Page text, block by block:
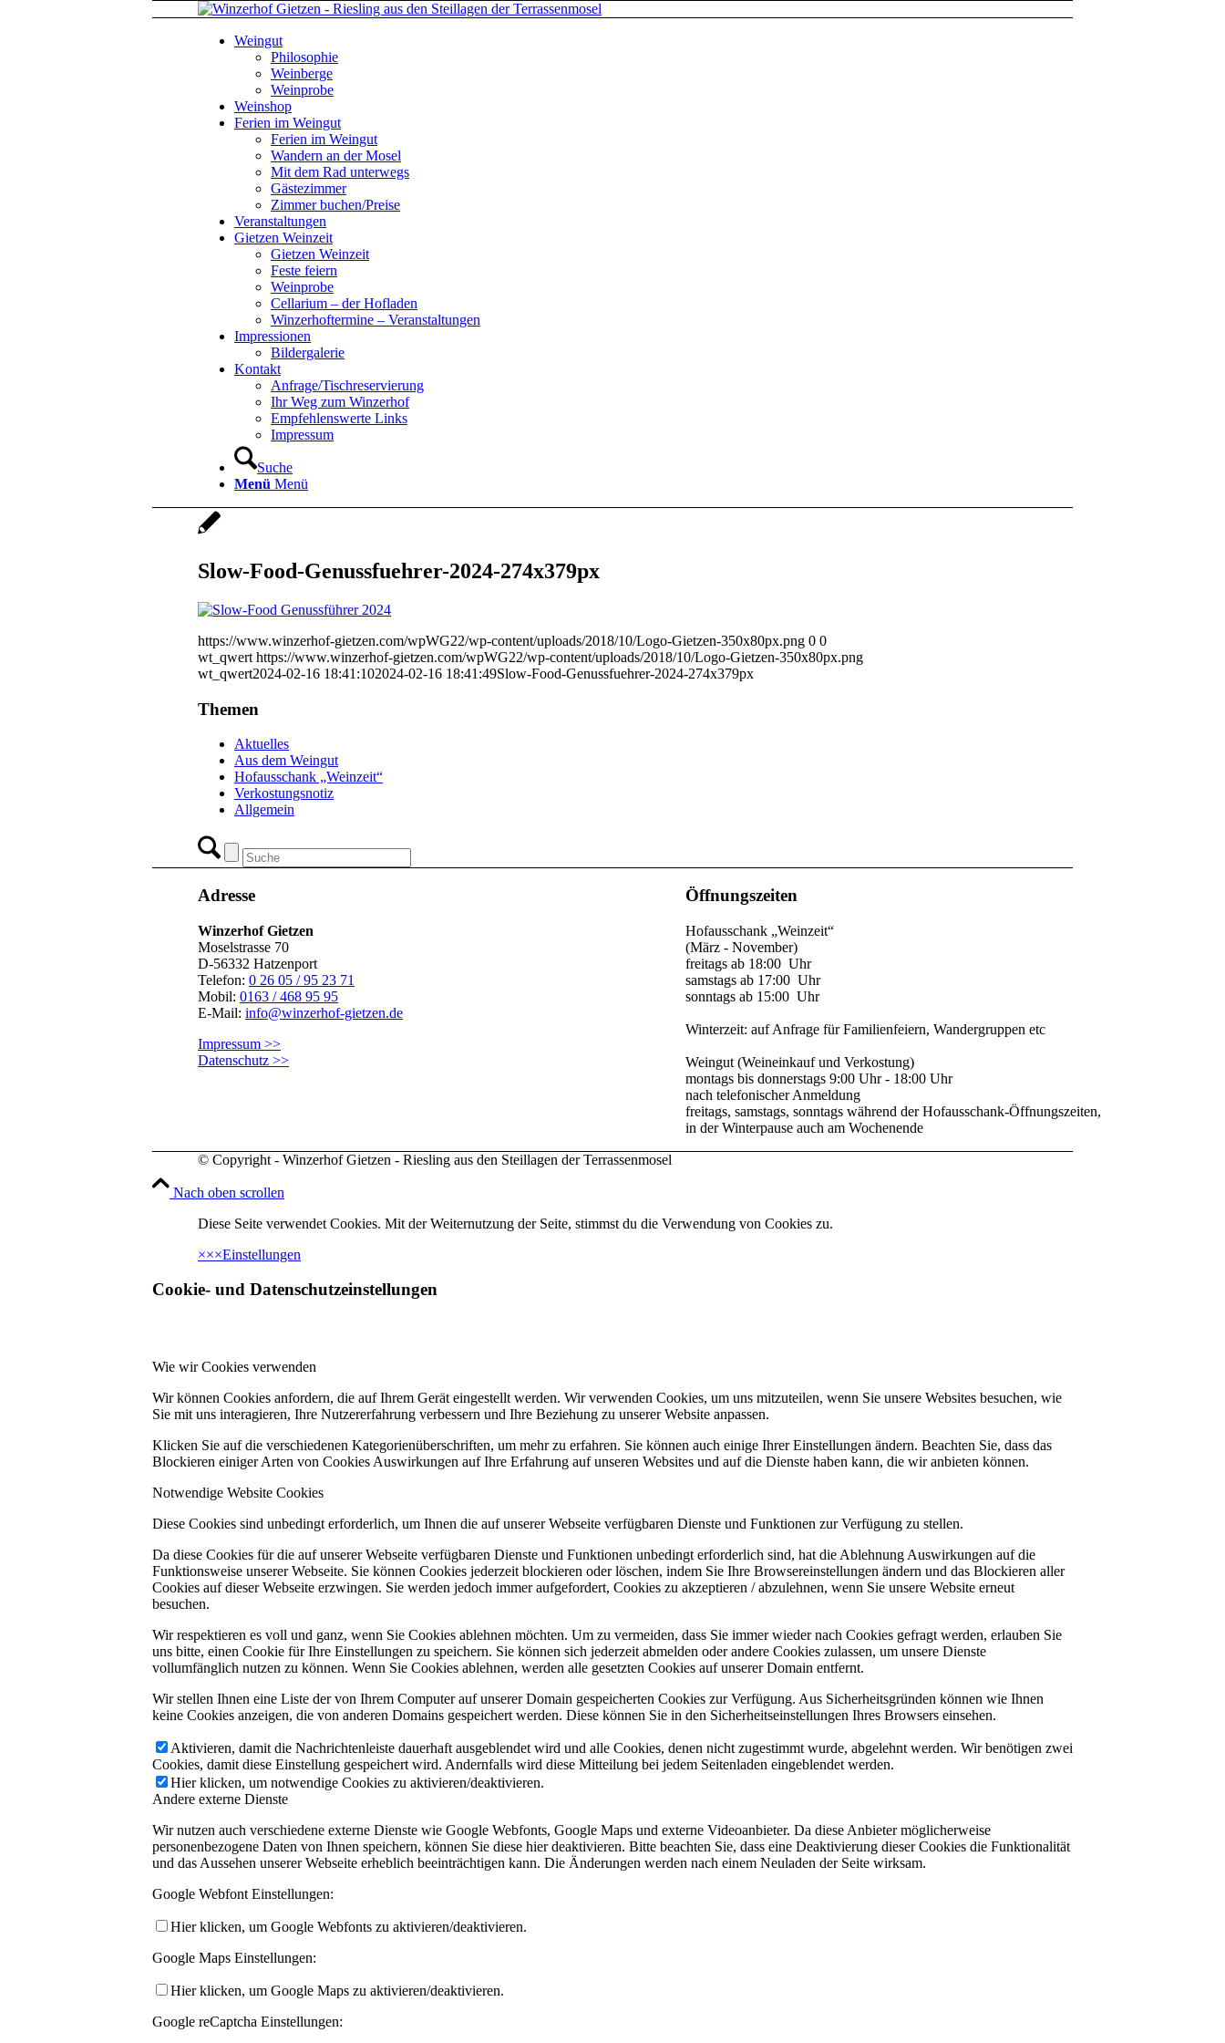
Weingut
Philosophie
Weinberge
Weinprobe
Weinshop
Ferien im Weingut
Ferien im Weingut
Wandern an der Mosel
Mit dem Rad unterwegs
Gästezimmer
Zimmer buchen/Preise
Veranstaltungen
Gietzen Weinzeit
Gietzen Weinzeit
Feste feiern
Weinprobe
Cellarium – der Hofladen
Winzerhoftermine – Veranstaltungen
Impressionen
Bildergalerie
Kontakt
Anfrage/Tischreservierung
Ihr Weg zum Winzerhof
Empfehlenswerte Links
Impressum
Suche
Menü Menü
Slow-Food-Genussfuehrer-2024-274x379px
https://www.winzerhof-gietzen.com/wpWG22/wp-content/uploads/2018/10/Logo-Gietzen-350x80px.png 0 0
wt_qwert https://www.winzerhof-gietzen.com/wpWG22/wp-content/uploads/2018/10/Logo-Gietzen-350x80px.png
wt_qwert2024-02-16 18:41:102024-02-16 18:41:49Slow-Food-Genussfuehrer-2024-274x379px
Themen
Aktuelles
Aus dem Weingut
Hofausschank „Weinzeit“
Verkostungsnotiz
Allgemein
Adresse
Winzerhof Gietzen
Moselstrasse 70
D-56332 Hatzenport
Telefon: 0 26 05 / 95 23 71
Mobil: 0163 / 468 95 95
E-Mail: info@winzerhof-gietzen.de
Impressum >>
Datenschutz >>
Öffnungszeiten
Hofausschank „Weinzeit“
(März - November)
freitags ab 18:00 Uhr
samstags ab 17:00 Uhr
sonntags ab 15:00 Uhr
Winterzeit: auf Anfrage für Familienfeiern, Wandergruppen etc
Weingut (Weineinkauf und Verkostung)
montags bis donnerstags 9:00 Uhr - 18:00 Uhr
nach telefonischer Anmeldung
freitags, samstags, sonntags während der Hofausschank-Öffnungszeiten,
in der Winterpause auch am Wochenende
© Copyright - Winzerhof Gietzen - Riesling aus den Steillagen der Terrassenmosel
Nach oben scrollen
Diese Seite verwendet Cookies. Mit der Weiternutzung der Seite, stimmst du die Verwendung von Cookies zu.
×××Einstellungen
Cookie- und Datenschutzeinstellungen
Wie wir Cookies verwenden
Wir können Cookies anfordern, die auf Ihrem Gerät eingestellt werden. Wir verwenden Cookies, um uns mitzuteilen, wenn Sie unsere Websites besuchen, wie
Sie mit uns interagieren, Ihre Nutzererfahrung verbessern und Ihre Beziehung zu unserer Website anpassen.
Klicken Sie auf die verschiedenen Kategorienüberschriften, um mehr zu erfahren. Sie können auch einige Ihrer Einstellungen ändern. Beachten Sie, dass das
Blockieren einiger Arten von Cookies Auswirkungen auf Ihre Erfahrung auf unseren Websites und auf die Dienste haben kann, die wir anbieten können.
Notwendige Website Cookies
Diese Cookies sind unbedingt erforderlich, um Ihnen die auf unserer Webseite verfügbaren Dienste und Funktionen zur Verfügung zu stellen.
Da diese Cookies für die auf unserer Webseite verfügbaren Dienste und Funktionen unbedingt erforderlich sind, hat die Ablehnung Auswirkungen auf die
Funktionsweise unserer Webseite. Sie können Cookies jederzeit blockieren oder löschen, indem Sie Ihre Browsereinstellungen ändern und das Blockieren aller
Cookies auf dieser Webseite erzwingen. Sie werden jedoch immer aufgefordert, Cookies zu akzeptieren / abzulehnen, wenn Sie unsere Website erneut
besuchen.
Wir respektieren es voll und ganz, wenn Sie Cookies ablehnen möchten. Um zu vermeiden, dass Sie immer wieder nach Cookies gefragt werden, erlauben Sie
uns bitte, einen Cookie für Ihre Einstellungen zu speichern. Sie können sich jederzeit abmelden oder andere Cookies zulassen, um unsere Dienste
vollumfänglich nutzen zu können. Wenn Sie Cookies ablehnen, werden alle gesetzten Cookies auf unserer Domain entfernt.
Wir stellen Ihnen eine Liste der von Ihrem Computer auf unserer Domain gespeicherten Cookies zur Verfügung. Aus Sicherheitsgründen können wie Ihnen
keine Cookies anzeigen, die von anderen Domains gespeichert werden. Diese können Sie in den Sicherheitseinstellungen Ihres Browsers einsehen.
Aktivieren, damit die Nachrichtenleiste dauerhaft ausgeblendet wird und alle Cookies, denen nicht zugestimmt wurde, abgelehnt werden. Wir benötigen zwei
Cookies, damit diese Einstellung gespeichert wird. Andernfalls wird diese Mitteilung bei jedem Seitenladen eingeblendet werden.
Hier klicken, um notwendige Cookies zu aktivieren/deaktivieren.
Andere externe Dienste
Wir nutzen auch verschiedene externe Dienste wie Google Webfonts, Google Maps und externe Videoanbieter. Da diese Anbieter möglicherweise
personenbezogene Daten von Ihnen speichern, können Sie diese hier deaktivieren. Bitte beachten Sie, dass eine Deaktivierung dieser Cookies die Funktionalität
und das Aussehen unserer Webseite erheblich beeinträchtigen kann. Die Änderungen werden nach einem Neuladen der Seite wirksam.
Google Webfont Einstellungen:
Hier klicken, um Google Webfonts zu aktivieren/deaktivieren.
Google Maps Einstellungen:
Hier klicken, um Google Maps zu aktivieren/deaktivieren.
Google reCaptcha Einstellungen: